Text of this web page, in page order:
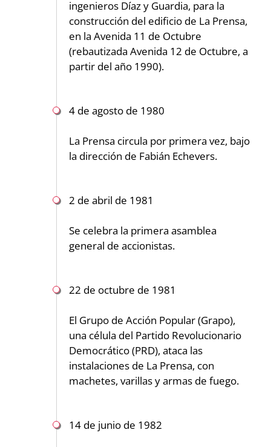
ingenieros Díaz y Guardia, para la
construcción del edificio de La Prensa,
en la Avenida 11 de Octubre
(rebautizada Avenida 12 de Octubre, a
partir del año 1990).
4 de agosto de 1980
La Prensa circula por primera vez, bajo
la dirección de Fabián Echevers.
2 de abril de 1981
Se celebra la primera asamblea
general de accionistas.
22 de octubre de 1981
El Grupo de Acción Popular (Grapo),
una célula del Partido Revolucionario
Democrático (PRD), ataca las
instalaciones de La Prensa, con
machetes, varillas y armas de fuego.
14 de junio de 1982